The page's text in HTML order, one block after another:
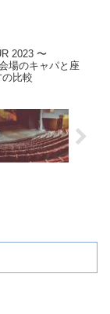
2023 〜
場のキャパと座
比較